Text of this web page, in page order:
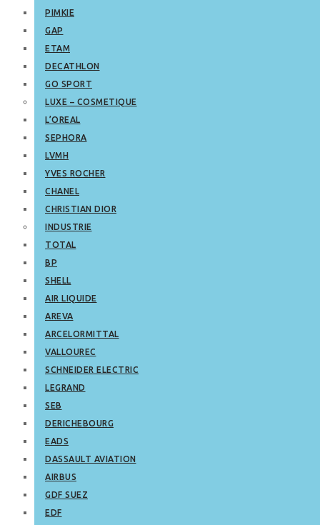
PIMKIE
GAP
ETAM
DECATHLON
GO SPORT
LUXE – COSMETIQUE
L’OREAL
SEPHORA
LVMH
YVES ROCHER
CHANEL
CHRISTIAN DIOR
INDUSTRIE
TOTAL
BP
SHELL
AIR LIQUIDE
AREVA
ARCELORMITTAL
VALLOUREC
SCHNEIDER ELECTRIC
LEGRAND
SEB
DERICHEBOURG
EADS
DASSAULT AVIATION
AIRBUS
GDF SUEZ
EDF